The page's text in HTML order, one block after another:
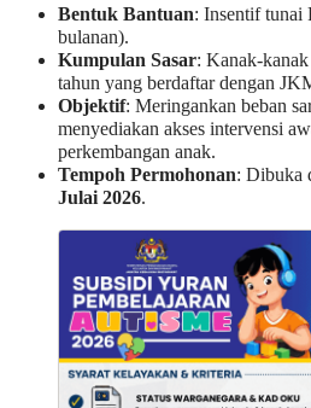
Bentuk Bantuan: Insentif tunai
bulanan).
Kumpulan Sasar: Kanak-
tahun yang berdaftar dengan
Objektif: Meringankan beban
menyediakan akses intervensi
perkembangan anak.
Tempoh Permohonan: Dibuka
Julai 2026.